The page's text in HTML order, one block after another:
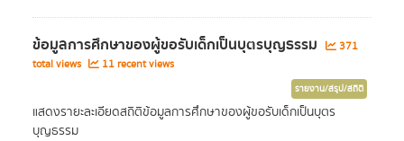
ข้อมูลการศึกษาของผู้ขอรับเด็กเป็นบุตรบุญธรรม
371
total views
11 recent views
รายงาน/สรุป/สถิติ
แสดงรายะละเอียดสถิติข้อมูลการศึกษาของผู้ขอรับเด็กเป็นบุตร
บุญธรรม